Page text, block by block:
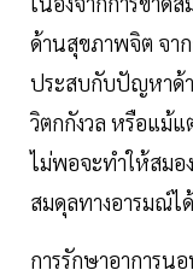
ด้านสุขภาพจิต จา
ประสบกับปัญหาด้า
วิตกกังวล หรือแม้แ
ไม่พอจะทำให้สมอ
สมดุลทางอารมณ์ไ
การรักษาอาการน